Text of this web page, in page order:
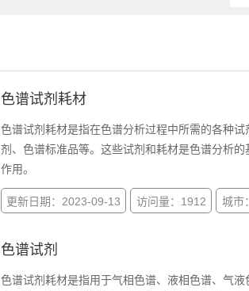
色谱试剂耗材
色谱试剂耗材是指在色谱分析过程中所需的各种
剂、色谱标准品等。这些试剂和耗材是色谱分析
作用。
更新日期：2023-09-13 访问量：1912 城市
色谱试剂
色谱试剂耗材是指用于气相色谱、液相色谱、气